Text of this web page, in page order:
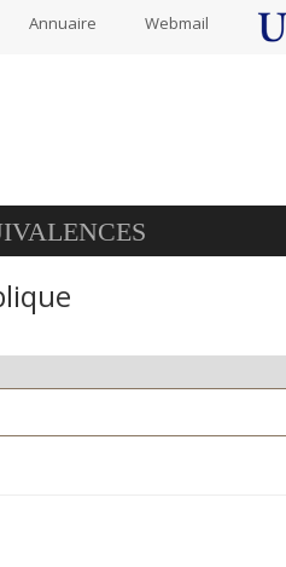
Annuaire Webmail